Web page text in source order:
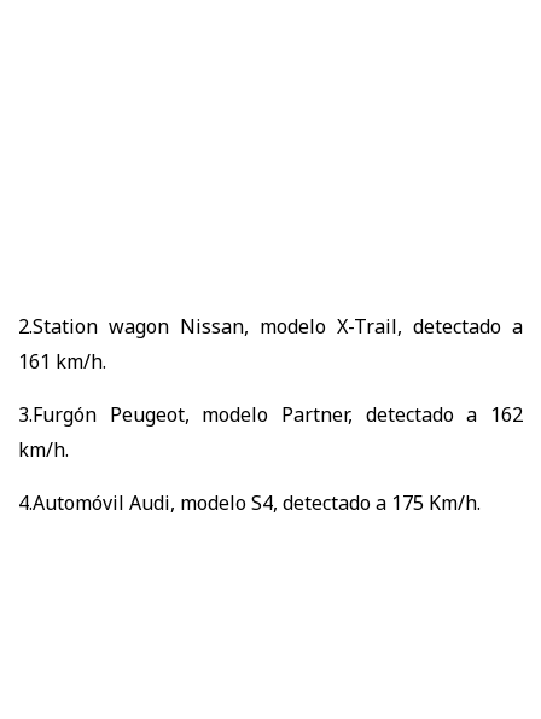
2.Station wagon Nissan, modelo X-Trail, detectado a
161 km/h.
3.Furgón Peugeot, modelo Partner, detectado a 162
km/h.
4.Automóvil Audi, modelo S4, detectado a 175 Km/h.